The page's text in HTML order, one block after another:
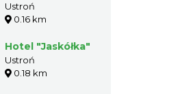
"Orlik"
Ustroń
0.16 km
Hotel "Jaskółka"
Ustroń
0.18 km